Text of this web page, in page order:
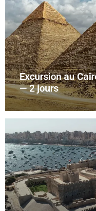
Excursion au
— 2 jours